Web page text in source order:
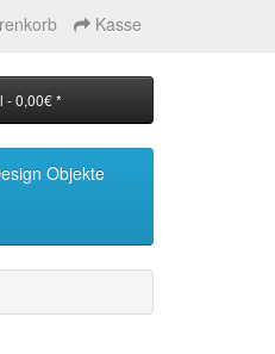
Kasse
- 0,00€ *
Objekte